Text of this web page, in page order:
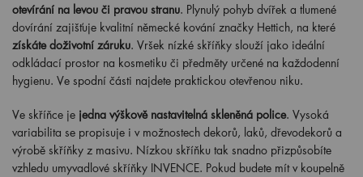
otevírání na levou či pravou stranu. Plynulý pohyb dvířek a tlumené
dovírání zajišťuje kvalitní německé kování značky Hettich, na které
získáte doživotní záruku. Vršek nízké skříňky slouží jako ideální
odkládací prostor na kosmetiku či předměty určené na každodenní
hygienu. Ve spodní části najdete praktickou otevřenou niku.
Ve skříňce je jedna výškově nastavitelná skleněná police. Vysoká
variabilita se propisuje i v možnostech dekorů, laků, dřevodekorů a
výrobě skříňky z masivu. Nízkou skříňku tak snadno přizpůsobíte
vzhledu umyvadlové skříňky INVENCE. Pokud budete mít v koupelně